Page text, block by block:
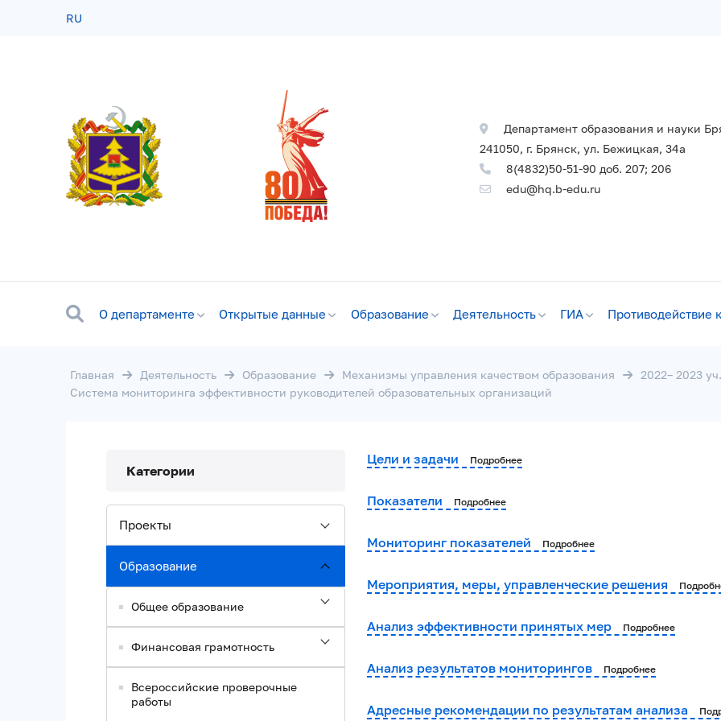
RU
Департамент образования и науки
241050, г. Брянск, ул. Бежицкая, 34а
8(4832)50-51-90 доб. 207; 206
edu@hq.b-edu.ru
О департаменте Открытые данные Образование Деятельность ГИА Противодействие
Главная Деятельность Образование Механизмы управления качеством образования
2022– 2023
Система мониторинга эффективности руководителей образовательных организаций
Категории
Проекты
Образование
Общее образование
Финансовая грамотность
Всероссийские проверочные
работы
Цели и задачи Подробнее
Показатели Подробнее
Мониторинг показателей Подробнее
Мероприятия, меры, управленческие решения
Анализ эффективности принятых мер Подробнее
Анализ результатов мониторингов Подробнее
Адресные рекомендации по результатам анализа